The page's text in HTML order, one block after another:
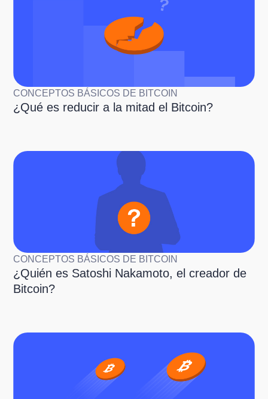
CONCEPTOS BÁSICOS DE BITCOIN
¿Qué es reducir a la mitad el Bitcoin?
CONCEPTOS BÁSICOS DE BITCOIN
¿Quién es Satoshi Nakamoto, el creador de
Bitcoin?